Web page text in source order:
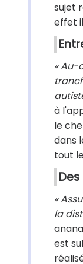
sujet
effet
«
à
le
dans
tout
«
la
est